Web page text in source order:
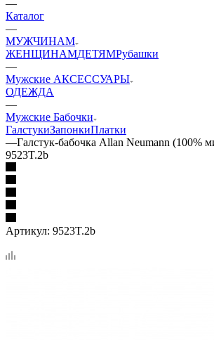
—
Каталог
—
МУЖЧИНАМ
ЖЕНЩИНАМДЕТЯМРубашки
—
Мужские АКСЕССУАРЫ
ОДЕЖДА
—
Мужские Бабочки
ГалстукиЗапонкиПлатки
—Галстук-бабочка Allan Neumann (100%
9523T.2b
Артикул: 9523T.2b